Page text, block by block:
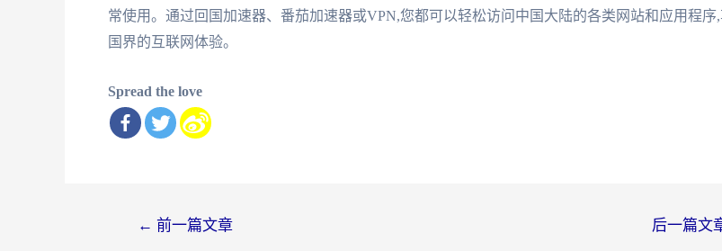
常使用。通过回国加速器、番茄加速器或VPN,您都可以轻松访问中国大陆的各类网站和应用程序
国界的互联网体验。
Spread the love
← 前一篇文章 后一篇文